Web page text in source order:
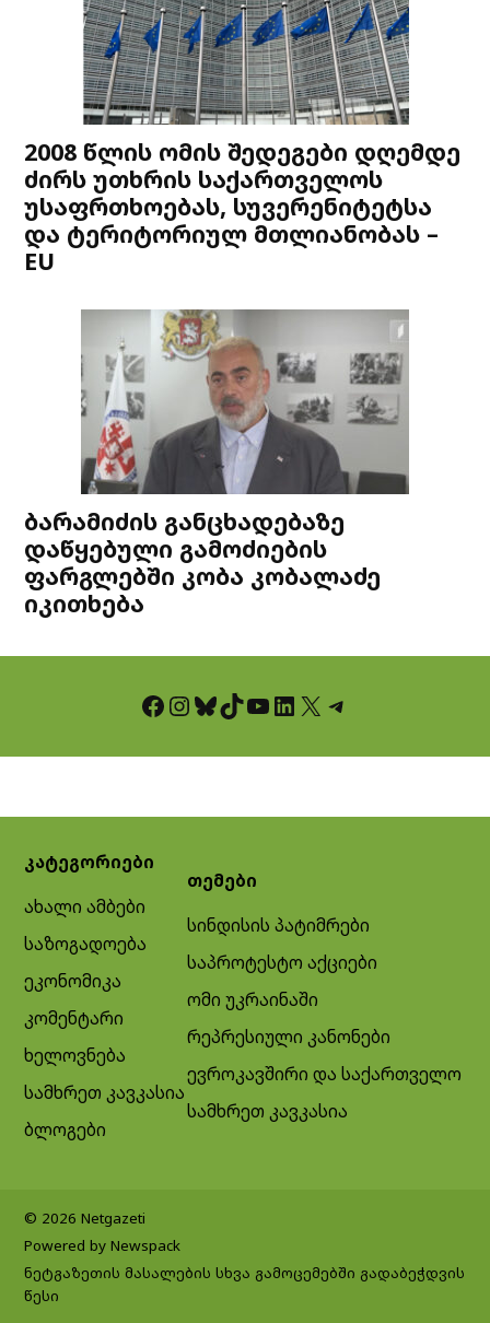
2008 წლის ომის შედეგები დღემდე
ძირს უთხრის საქართველოს
უსაფრთხოებას, სუვერენიტეტსა
და ტერიტორიულ მთლიანობას –
EU
ბარამიძის განცხადებაზე
დაწყებული გამოძიების
ფარგლებში კობა კობალაძე
იკითხება
Facebook InstagramBluesky TikTok YouTube LinkedIn X Telegram
კატეგორიები
ახალი ამბები
საზოგადოება
ეკონომიკა
კომენტარი
ხელოვნება
სამხრეთ კავკასია
ბლოგები
თემები
სინდისის პატიმრები
საპროტესტო აქციები
ომი უკრაინაში
რეპრესიული კანონები
ევროკავშირი და საქართველო
სამხრეთ კავკასია
© 2026 Netgazeti
Powered by Newspack
ნეტგაზეთის მასალების სხვა გამოცემებში გადაბეჭდვის
წესი